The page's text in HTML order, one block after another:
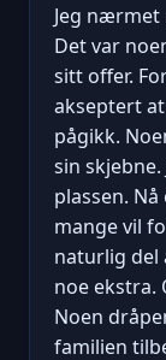
Jeg
Det var
sitt offer.
akseptert
pågikk.
sin
plassen.
mange vil
naturlig del
noe ekstra.
Noen
familien